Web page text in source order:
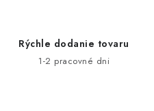
Rýchle dodanie tovaru
1-2 pracovné dni